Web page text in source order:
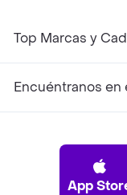
Top Marcas y
Encuéntranos en
App